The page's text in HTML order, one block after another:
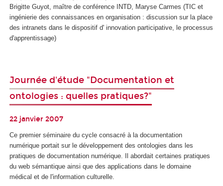
Brigitte Guyot, maître de conférence INTD, Maryse Carmes (TIC et
ingénierie des connaissances en organisation : discussion sur la place
des intranets dans le dispositif d' innovation participative, le processus
d'apprentissage)
Journée d'étude "Documentation et
ontologies : quelles pratiques?"
22 janvier 2007
Ce premier séminaire du cycle consacré à la documentation
numérique portait sur le développement des ontologies dans les
pratiques de documentation numérique. Il abordait certaines pratiques
du web sémantique ainsi que des applications dans le domaine
médical et de l'information culturelle.